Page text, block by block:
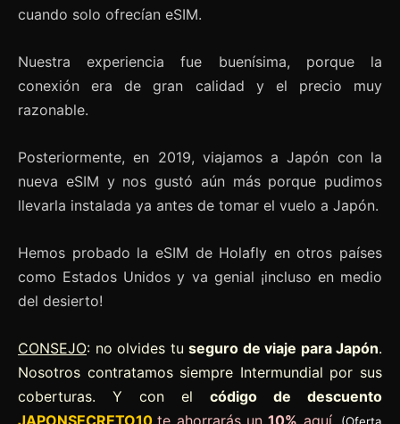
cuando solo ofrecían eSIM.
Nuestra experiencia fue buenísima, porque la
conexión era de gran calidad y el precio muy
razonable.
Posteriormente, en 2019, viajamos a Japón con la
nueva eSIM y nos gustó aún más porque pudimos
llevarla instalada ya antes de tomar el vuelo a Japón.
Hemos probado la eSIM de Holafly en otros países
como Estados Unidos y va genial ¡incluso en medio
del desierto!
CONSEJO: no olvides tu seguro de viaje para Japón.
Nosotros contratamos siempre Intermundial por sus
coberturas. Y con el código de descuento
JAPONSECRETO10 te ahorrarás un10% aquí.